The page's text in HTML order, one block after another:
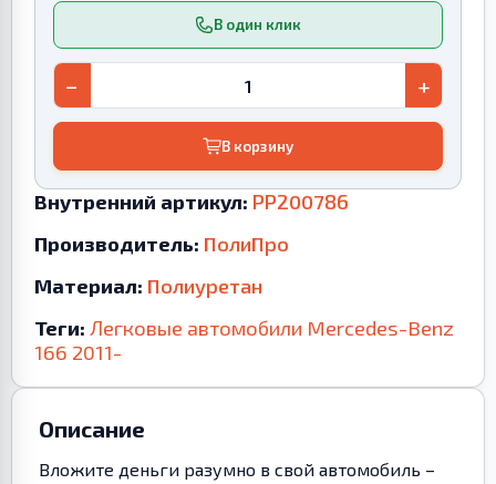
В один клик
− +
В корзину
Внутренний артикул: PP200786
Производитель: ПолиПро
Материал: Полиуретан
Теги: Легковые автомобили Mercedes-Benz
166 2011-
Описание
Вложите деньги разумно в свой автомобиль –